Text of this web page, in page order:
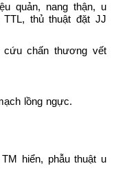
quản, nang thận, u
TTL, thủ thuật đặt JJ
chấn thương vết
lồng ngực.
hiển, phẫu thuật u